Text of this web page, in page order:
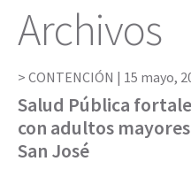
Archivos
CONTENCIÓN | 15 mayo,
Salud Pública
con adultos
San José